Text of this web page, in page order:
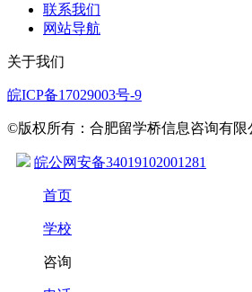
联系我们
网站导航
关于我们
皖ICP备17029003号-9
©版权所有：合肥留学桥信息咨询有限
皖公网安备34019102001281
首页
学校
咨询